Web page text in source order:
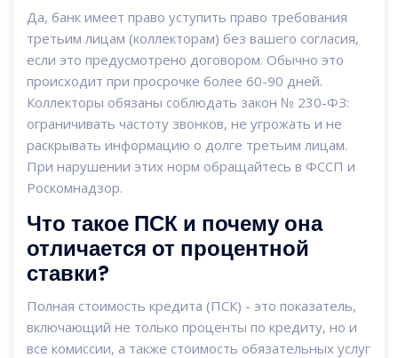
Да, банк имеет право уступить право требования
третьим лицам (коллекторам) без вашего согласия,
если это предусмотрено договором. Обычно это
происходит при просрочке более 60-90 дней.
Коллекторы обязаны соблюдать закон № 230-ФЗ:
ограничивать частоту звонков, не угрожать и не
раскрывать информацию о долге третьим лицам.
При нарушении этих норм обращайтесь в ФССП и
Роскомнадзор.
Что такое ПСК и почему она
отличается от процентной
ставки?
Полная стоимость кредита (ПСК) - это показатель,
включающий не только проценты по кредиту, но и
все комиссии, а также стоимость обязательных услуг